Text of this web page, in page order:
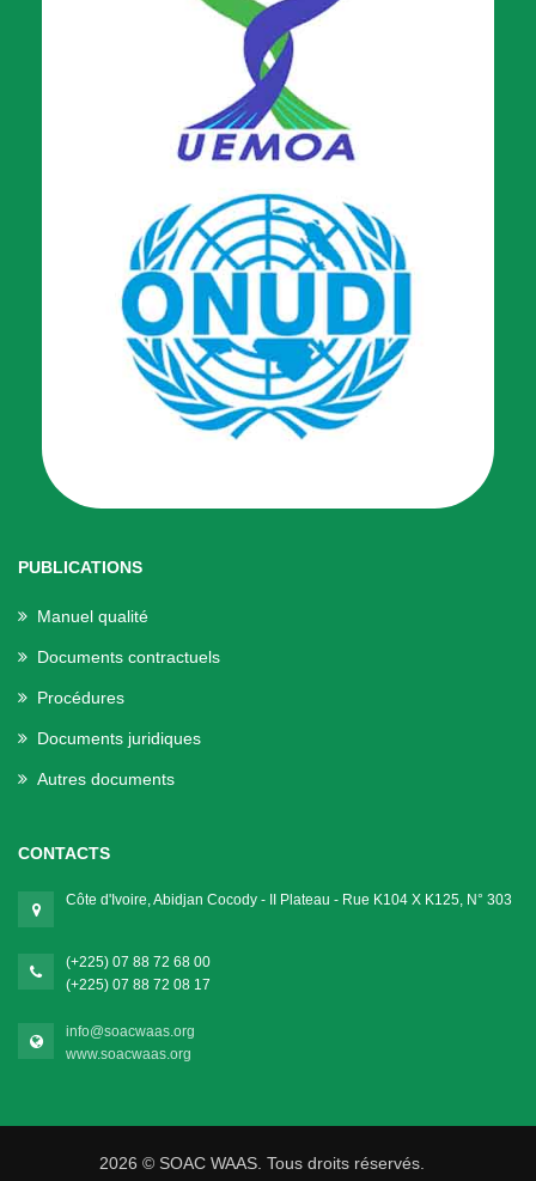
PUBLICATIONS
Manuel qualité
Documents contractuels
Procédures
Documents juridiques
Autres documents
CONTACTS
Côte d'Ivoire, Abidjan Cocody - II Plateau - Rue K104 X K125, N° 303
(+225) 07 88 72 68 00
(+225) 07 88 72 08 17
info@soacwaas.org
www.soacwaas.org
2026 © SOAC WAAS. Tous droits réservés.